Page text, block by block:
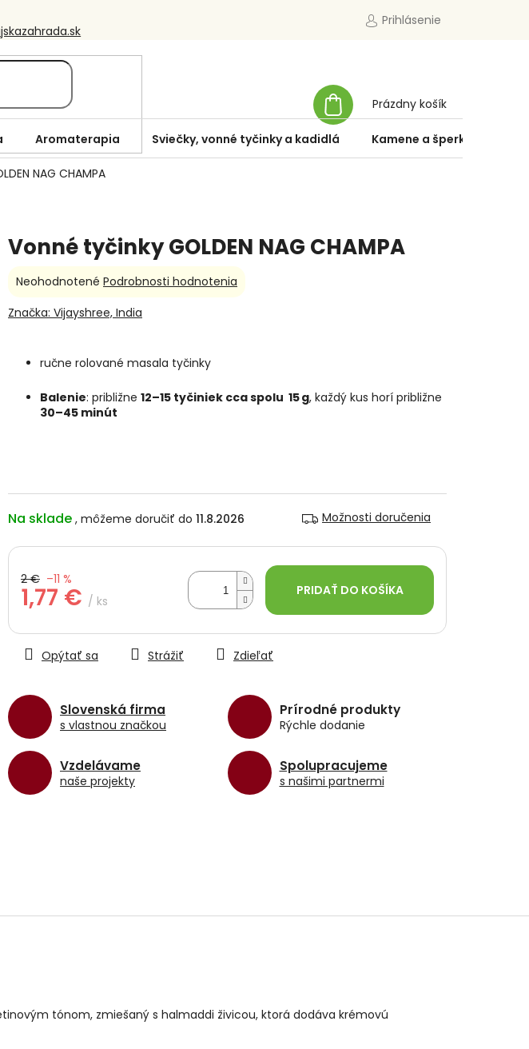
Prihlásenie
KOŠÍK
Prázdny košík
Aromaterapia Sviečky, vonné tyčinky a kadidlá Kamene a šperky
NAG CHAMPA
Vonné tyčinky GOLDEN NAG CHAMPA
Na sklade 11.8.2026 Možnosti doručenia
2 € –11 %
1,77 € / ks
cena:
PRIDAŤ DO KOŠÍKA
Slovenská firma
s vlastnou značkou
Prírodné produkty
Rýchle dodanie
Vzdelávame
naše projekty
Spolupracujeme
s našimi partnermi
ručne rolované masala tyčinky
Balenie: približne 12–15 tyčiniek cca spolu 15 g, každý kus horí približne
30–45 minút
Opýtať sa Strážiť Zdieľať
Priemerné
produktu
Neohodnotené Podrobnosti hodnotenia
Značka: Vijayshree, India
tónom, zmiešaný s halmaddi živicou, ktorá dodáva krémovú